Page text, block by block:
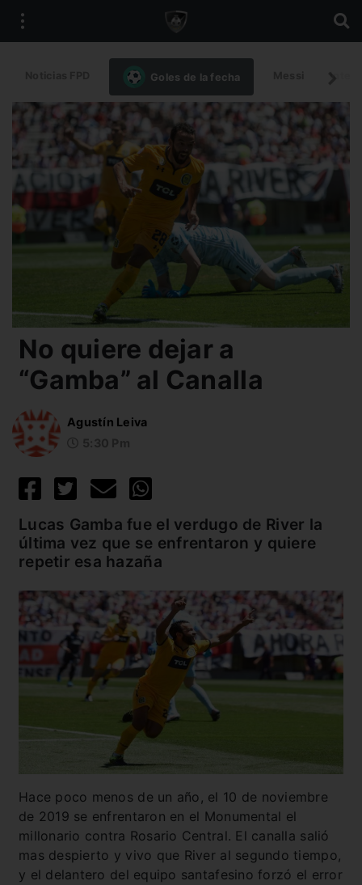
Goles de la fecha
No quiere dejar a
“Gamba” al Canalla
Agustín Leiva
Lucas Gamba fue el verdugo de River la
última vez que se enfrentaron y quiere
repetir esa hazaña
Hace poco menos de un año, el 10 de noviembre
de 2019 se enfrentaron en el Monumental el
millonario contra Rosario Central. El canalla salió
mas despierto y vivo que River al segundo tiempo,
y el delantero del equipo santafesino forzó el error